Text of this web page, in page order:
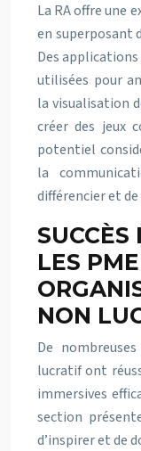
La RA offre une
en superposant
Des
utilisées pour
la visualisation
créer des jeux
potentiel
la
différencier et
SUCCÈS
LES
NON
De
lucratif ont
immersives
section
d’inspirer et de